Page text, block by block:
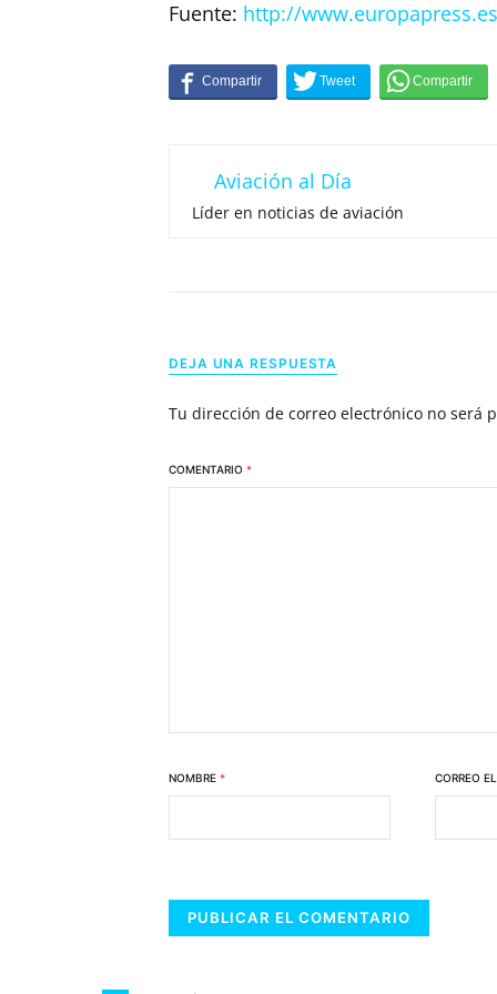
Fuente: http://
Aviación al Día
Líder en noticias de aviación
DEJA UNA RESPUESTA
Tu dirección de correo electrónico no será
COMENTARIO *
NOMBRE * CORREO